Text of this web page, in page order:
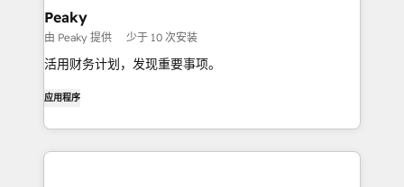
Peaky
由 Peaky 提供 少于 10 次安装
活用财务计划，发现重要事项。
应用程序